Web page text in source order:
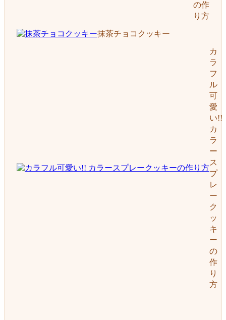
の作
り方
抹茶チョコクッキー
カ
ラ
フ
ル
可
愛
い!!
カ
ラ
ー
ス
プ
レ
ー
ク
ッ
キ
ー
の
作
り
方